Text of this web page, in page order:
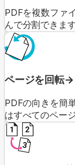
PDFを複数ファ
んで分割できます
ページを回転
PDFの向きを簡
はすべてのペー